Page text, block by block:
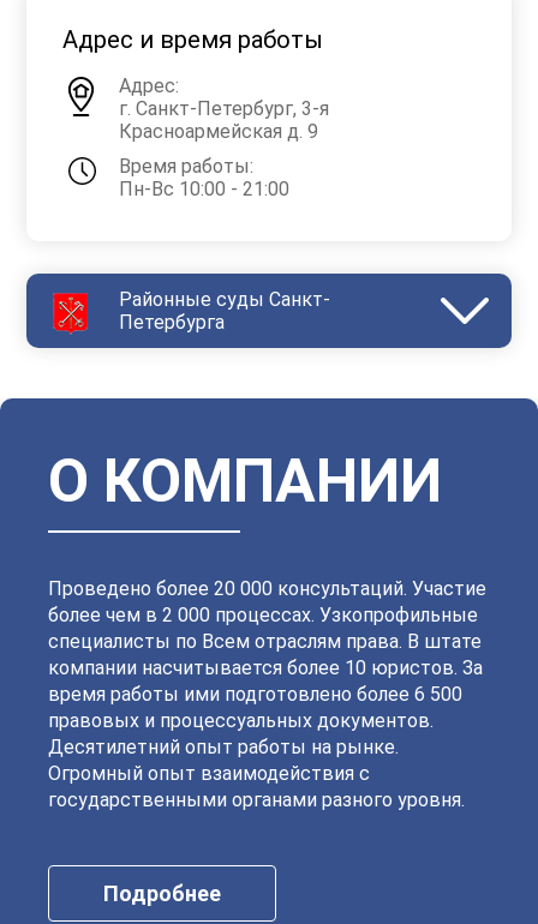
Адрес и время работы
Адрес:
г. Санкт-Петербург, 3-я
Красноармейская д. 9
Время работы:
Пн-Вс 10:00 - 21:00
Районные суды Санкт-
Петербурга
Московский
Невский Октябрьский
Петроградский
Петродворцовый
Приморский Пушкинский
Сестрорецкий
Смольнинский
О КОМПАНИИ
Проведено более 20 000 консультаций. Участие
более чем в 2 000 процессах. Узкопрофильные
специалисты по Всем отраслям права. В штате
компании насчитывается более 10 юристов. За
время работы ими подготовлено более 6 500
правовых и процессуальных документов.
Десятилетний опыт работы на рынке.
Огромный опыт взаимодействия с
государственными органами разного уровня.
Подробнее